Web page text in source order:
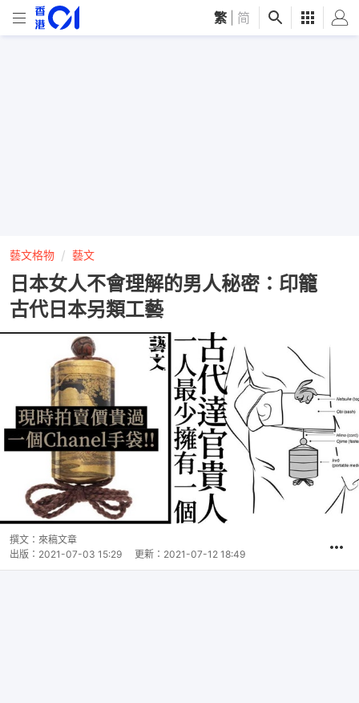
繁 简
藝文格物 藝文
日本女人不會理解的男人秘密：印籠
古代日本另類工藝
撰文： 來稿文章
出版： 2021-07-03 15:29 更新： 2021-07-12 18:49